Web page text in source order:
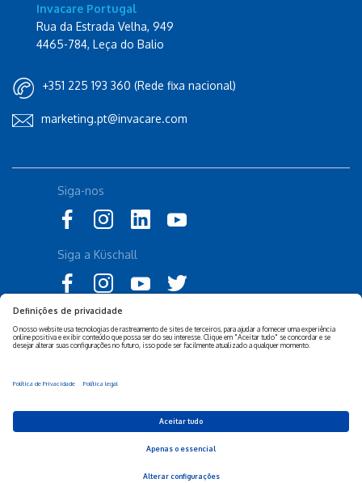
Invacare Portugal
Rua da Estrada Velha, 949
4465-784, Leça do Balio
+351 225 193 360 (Rede fixa nacional)
marketing.pt@invacare.com
Declaração de Acessibilidade
Política Legal Invacare
Cookies Invacare
Siga-nos
Siga a Küschall